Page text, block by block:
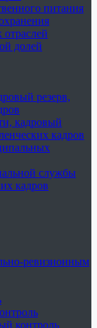
питания
долей
резерв,
кадровый
кадров
службы
кадров
ревизионным
контроль